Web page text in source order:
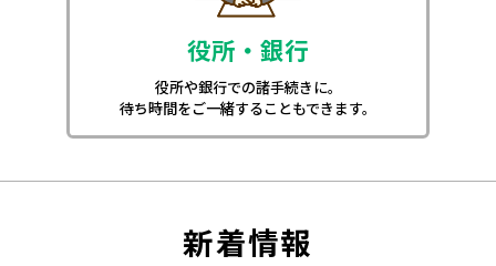
役所・銀行
役所や銀行での諸手続きに。
待ち時間をご一緒することもできます。
新着情報